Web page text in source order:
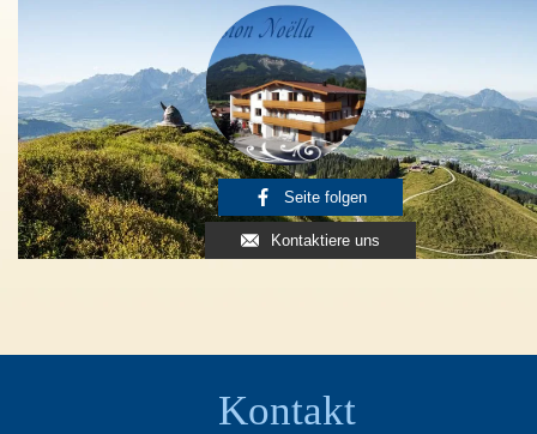
Seite folgen
Kontaktiere uns
Kontakt